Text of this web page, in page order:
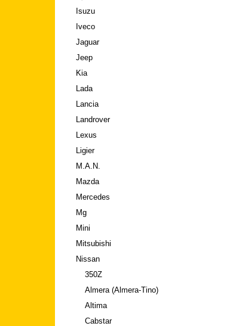
Isuzu
Iveco
Jaguar
Jeep
Kia
Lada
Lancia
Landrover
Lexus
Ligier
M.A.N.
Mazda
Mercedes
Mg
Mini
Mitsubishi
Nissan
350Z
Almera (Almera-Tino)
Altima
Cabstar